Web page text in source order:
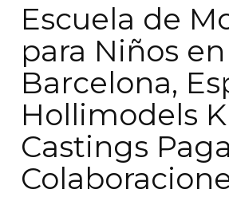
Escuela de
para Niños en
Barcelona,
Hollimodels
Castings